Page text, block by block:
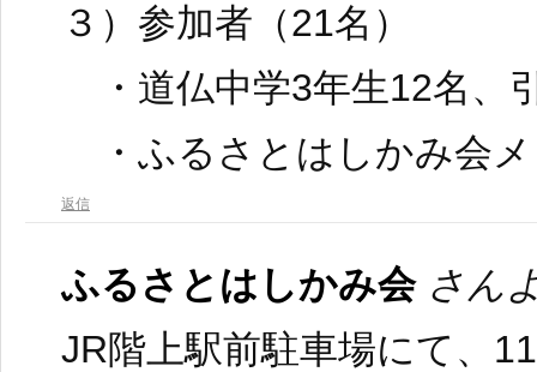
３）参加者（21名）
・道仏中学3年生12名
・ふるさとはしかみ会
返信
ふるさとはしかみ会 さん
JR階上駅前駐車場にて、